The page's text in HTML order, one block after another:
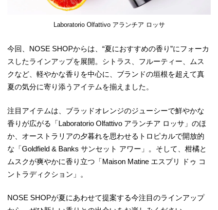
Laboratorio Olfattivo アランチア ロッサ
今回、NOSE SHOPからは、“夏におすすめの香り”にフォーカ
スしたラインアップを展開。シトラス、フルーティー、ムス
クなど、軽やかな香りを中心に、ブランドの垣根を超えて真
夏の気分に寄り添うアイテムを揃えました。
注目アイテムは、ブラッドオレンジのジューシーで鮮やかな
香りが広がる「Laboratorio Olfattivo アランチア ロッサ」のほ
か、オーストラリアの夕暮れを思わせるトロピカルで開放的
な「Goldfield & Banks サンセット アワー」。そして、柑橘と
ムスクが爽やかに香り立つ「Maison Matine エスプリ ドゥ コ
ントラディクション」。
NOSE SHOPが夏にあわせて提案する今注目のラインアップ